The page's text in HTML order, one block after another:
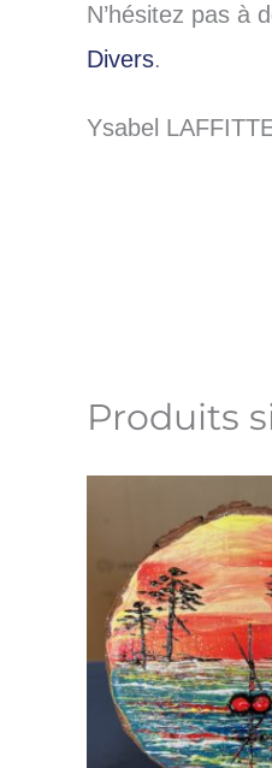
N’hésitez pas à
Divers.
Ysabel
Produits